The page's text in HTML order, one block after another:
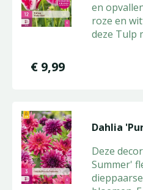
en
roze en
deze Tulp
€ 9,99
Dahlia
Deze
Summer'